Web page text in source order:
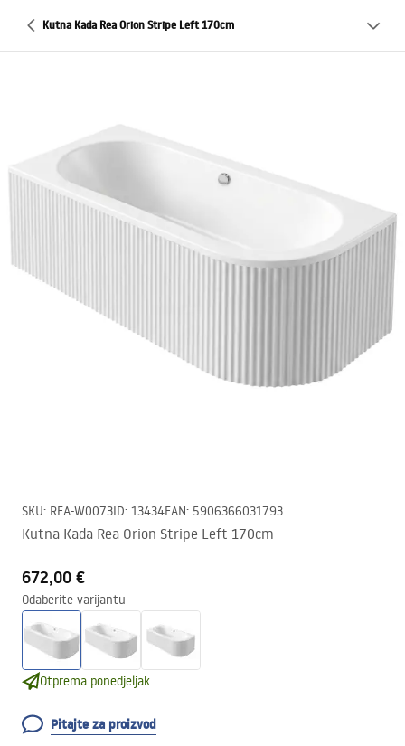
Kutna Kada Rea Orion Stripe Left 170cm
SKU: REA-W0073ID: 13434EAN: 5906366031793
Kutna Kada Rea Orion Stripe Left 170cm
672,00 €
Odaberite varijantu
Otprema ponedjeljak.
Pitajte za proizvod